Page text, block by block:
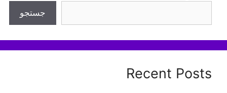
جستجو
Recent Posts